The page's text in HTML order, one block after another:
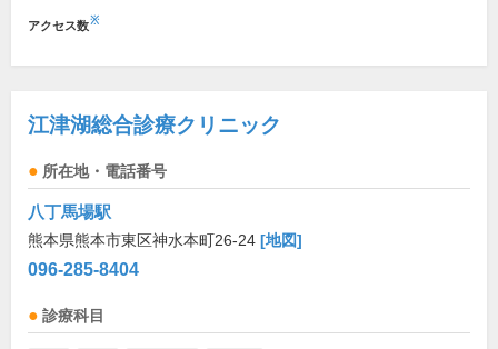
アクセス数※
江津湖総合診療クリニック
所在地・電話番号
八丁馬場駅
熊本県熊本市東区神水本町26-24 [地図]
096-285-8404
診療科目